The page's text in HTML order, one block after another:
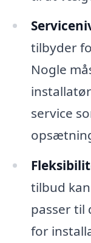
tilbyder
Nogle
service
tilbud
passer til
for